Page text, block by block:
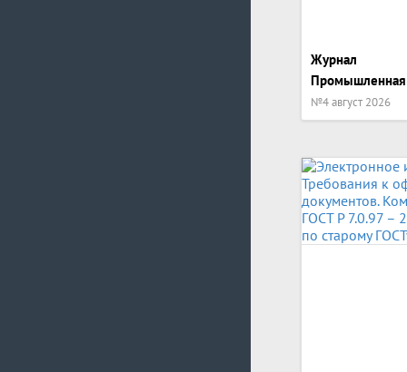
Журнал
Промышленная
№4 август 2026